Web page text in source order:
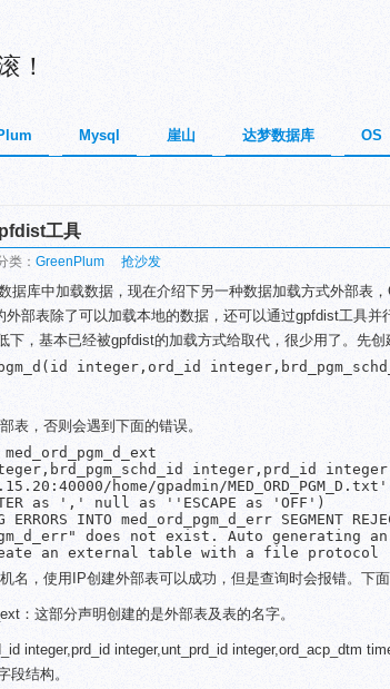
！
Mysql 崖山 达梦数据库 OS
工具
： GreenPlum 抢沙发
据库中加载数据，现在介绍下另一种数据加载方式外部表
部表除了可以加载本地的数据，还可以通过gpfdist工具并
，基本已经被gpfdist的加载方式给取代，很少用了。先创
integer,ord_id
表，否则会遇到下面的错误。
integer,prd_id
home/gpadmin/
as ',' null as ''ESCAPE as 'OFF')
INTO med_ord_pgm_d_err SEGMENT
does not exist. Auto generating
名，使用IP创建外部表可以成功，但是查询时会报错。下面
：这部分声明创建的是外部表及表的名字。
integer,prd_id integer,unt_prd_id integer,ord_acp_dtm
段结构。